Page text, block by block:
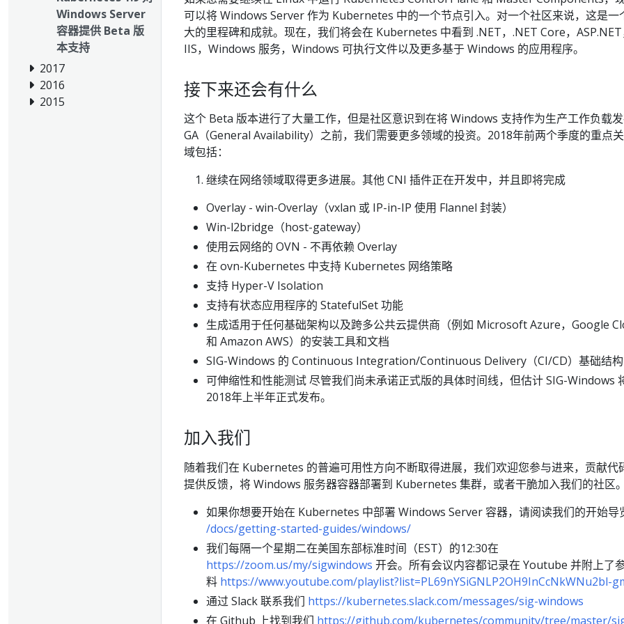
Windows Server
容器提供 Beta 版
本支持
2017
2016
2015
可以将 Windows Server 作为 Kubernetes 中的一个节点引入。对一个社区来说，这是一
大的里程碑和成就。现在，我们将会在 Kubernetes 中看到 .NET，.NET Core，ASP.NET
IIS，Windows 服务，Windows 可执行文件以及更多基于 Windows 的应用程序。
接下来还会有什么
这个 Beta 版本进行了大量工作，但是社区意识到在将 Windows 支持作为生产工作负载
GA（General Availability）之前，我们需要更多领域的投资。2018年前两个季度的重点
域包括：
继续在网络领域取得更多进展。其他 CNI 插件正在开发中，并且即将完成
Overlay - win-Overlay（vxlan 或 IP-in-IP 使用 Flannel 封装）
Win-l2bridge（host-gateway）
使用云网络的 OVN - 不再依赖 Overlay
在 ovn-Kubernetes 中支持 Kubernetes 网络策略
支持 Hyper-V Isolation
支持有状态应用程序的 StatefulSet 功能
生成适用于任何基础架构以及跨多公共云提供商（例如 Microsoft Azure，Google
和 Amazon AWS）的安装工具和文档
SIG-Windows 的 Continuous Integration/Continuous Delivery（CI/CD）基础结构
可伸缩性和性能测试 尽管我们尚未承诺正式版的具体时间线，但估计 SIG-Windows
2018年上半年正式发布。
加入我们
随着我们在 Kubernetes 的普遍可用性方向不断取得进展，我们欢迎您参与进来，贡献代
提供反馈，将 Windows 服务器容器部署到 Kubernetes 集群，或者干脆加入我们的社区。
如果你想要开始在 Kubernetes 中部署 Windows Server 容器，请阅读我们的开始导
/docs/getting-started-guides/windows/
我们每隔一个星期二在美国东部标准时间（EST）的12:30在
https://zoom.us/my/sigwindows 开会。所有会议内容都记录在 Youtube 并附上了
料 https://www.youtube.com/playlist?list=PL69nYSiGNLP2OH9InCcNkWNu2bl-
通过 Slack 联系我们 https://kubernetes.slack.com/messages/sig-windows
在 Github 上找到我们 https://github.com/kubernetes/community/tree/master/